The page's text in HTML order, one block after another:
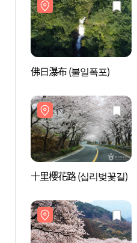
佛日瀑布 (불일폭포)
十里櫻花路 (십리벚꽃길)